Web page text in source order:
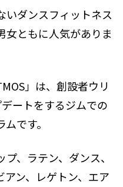
いダンスフィットネス
女ともに人気がありま
」は、創設者ウリ
ートをするジムでの
です。
、ラテン、ダンス、
ン、レゲトン、エア